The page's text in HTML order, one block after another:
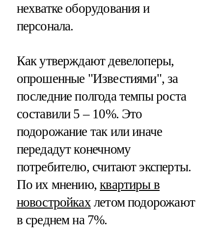
нехватке оборудования и
персонала.
Как утверждают девелоперы,
опрошенные "Известиями", за
последние полгода темпы роста
составили 5 – 10%. Это
подорожание так или иначе
передадут конечному
потребителю, считают эксперты.
По их мнению,квартиры в
новостройкахлетом подорожают
в среднем на 7%.